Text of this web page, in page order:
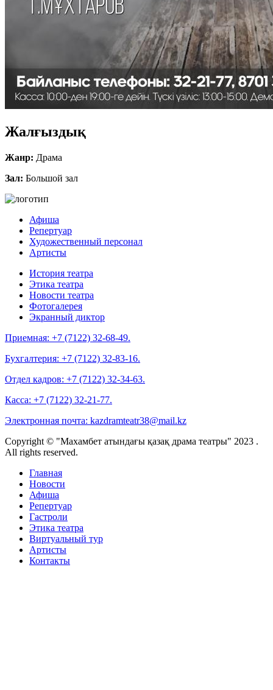
Жалғыздық
Жанр: Драма
Зал: Большой зал
Афиша
Репертуар
Художественный персонал
Артисты
История театра
Этика театра
Новости театра
Фотогалерея
Экранный диктор
Приемная: +7 (7122) 32-68-49.
Бухгалтерия: +7 (7122) 32-83-16.
Отдел кадров: +7 (7122) 32-34-63.
Касса: +7 (7122) 32-21-77.
Электронная почта: kazdramteatr38@mail.kz
Copyright © "Махамбет атындағы қазақ драма театры" 2023 .
All rights reserved.
Главная
Новости
Афиша
Репертуар
Гастроли
Этика театра
Виртуальный тур
Артисты
Контакты